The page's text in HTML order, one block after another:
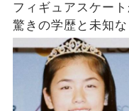
フィギュアスケー
驚きの学歴と未知な